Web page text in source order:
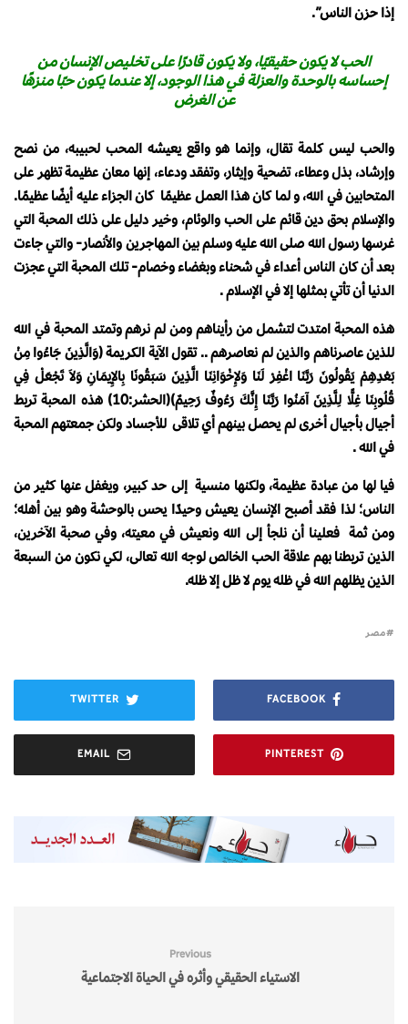
إذا حزن الناس”.
الحب لا يكون حقيقيًا، ولا يكون قادرًا على تخليص الإنسان من
إحساسه بالوحدة والعزلة في هذا الوجود، إلا عندما يكون حبًا منزهًا
عن الغرض
والحب ليس كلمة تقال، وإنما هو واقع يعيشه المحب لحبيبه، من نصح
وإرشاد، بذل وعطاء، تضحية وإيثار، وتفقد ودعاء، إنها معان عظيمة تظهر على
المتحابين في الله، و لما كان هذا العمل عظيمًا كان الجزاء عليه أيضًا عظيمًا.
والإسلام بحق دين قائم على الحب والوئام، وخير دليل على ذلك المحبة التي
غرسها رسول الله صلى الله عليه وسلم بين المهاجرين والأنصار- والتي جاءت
بعد أن كان الناس أعداء في شحناء وبغضاء وخصام- تلك المحبة التي عجزت
الدنيا أن تأتي بمثلها إلا في الإسلام .
هذه المحبة امتدت لتشمل من رأيناهم ومن لم نرهم وتمتد المحبة في الله
للذين عاصرناهم والذين لم نعاصرهم .. تقول الآية الكريمة (وَالَّذِينَ جَاءُوا مِنْ
بَعْدِهِمْ يَقُولُونَ رَبَّنَا اغْفِرْ لَنَا وَلإِخْوَانِنَا الَّذِينَ سَبَقُونَا بِالإِيمَانِ وَلاَ تَجْعَلْ فِي
قُلُوبِنَا غِلًّا لِلَّذِينَ آمَنُوا رَبَّنَا إِنَّكَ رَءُوفٌ رَحِيمٌ)(الحشر:10) هذه المحبة تربط
أجيال بأجيال أخرى لم يحصل بينهم أي تلاقى للأجساد ولكن جمعتهم المحبة
في الله .
فيا لها من عبادة عظيمة، ولكنها منسية إلى حد كبير، ويغفل عنها كثير من
الناس؛ لذا فقد أصبح الإنسان يعيش وحيدًا يحس بالوحشة وهو بين أهله؛
ومن ثمة فعلينا أن نلجأ إلى الله ونعيش في معيته، وفي صحبة الآخرين،
الذين تربطنا بهم علاقة الحب الخالص لوجه الله تعالى، لكي نكون من السبعة
الذين يظلهم الله في ظله يوم لا ظل إلا ظله.
مصر
FACEBOOK
TWITTER
PINTEREST
EMAIL
Previous
الاستياء الحقيقي وأثره في الحياة الاجتماعية